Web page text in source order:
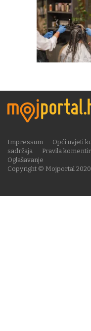
Copyright © Mojportal
Impressum Opći uvjeti
sadržaja
Pravila
Oglašavanje